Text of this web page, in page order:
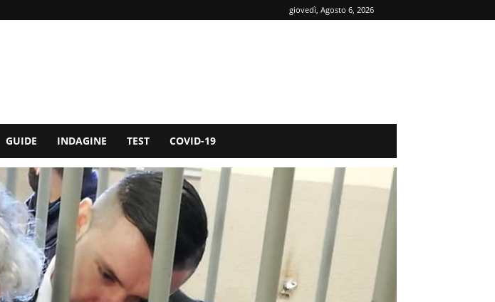
giovedì, Agosto 6, 2026
GUIDE INDAGINE TEST COVID-19